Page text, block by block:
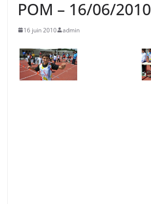
POM – 16/06/2010
16 juin 2010 admin